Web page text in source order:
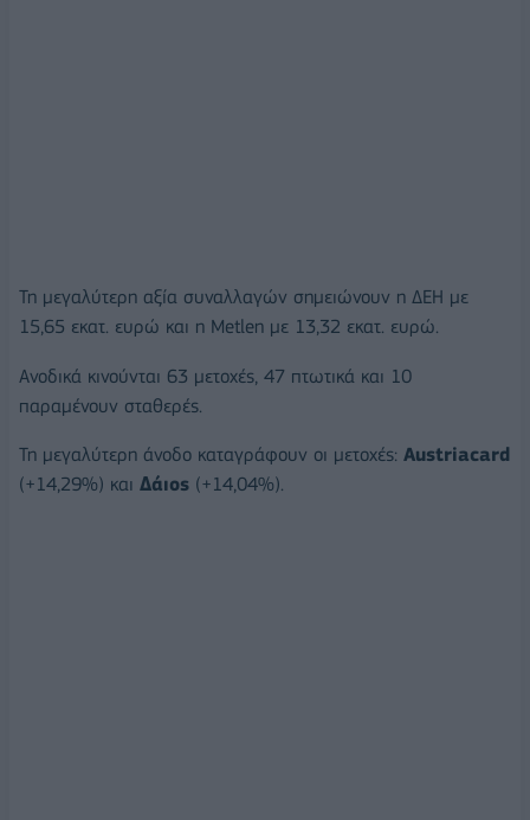
Τη μεγαλύτερη αξία συναλλαγών σημειώνουν η ΔΕΗ με
15,65 εκατ. ευρώ και η Metlen με 13,32 εκατ. ευρώ.
Ανοδικά κινούνται 63 μετοχές, 47 πτωτικά και 10
παραμένουν σταθερές.
Τη μεγαλύτερη άνοδο καταγράφουν οι μετοχές: Αustriacard
(+14,29%) και Δάιος (+14,04%).